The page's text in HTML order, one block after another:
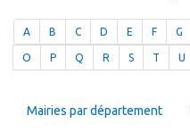
A B C D E F G
O P Q R S T U
Mairies par département